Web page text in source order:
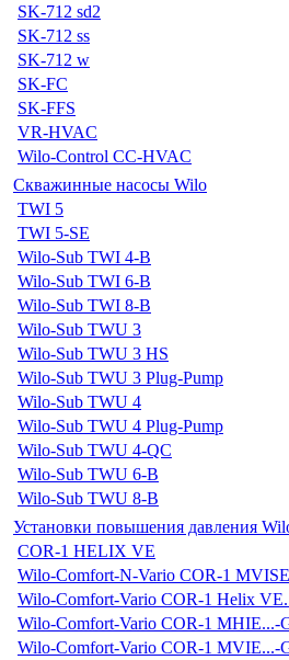
SK-712 sd2
SK-712 ss
SK-712 w
SK-FC
SK-FFS
VR-HVAC
Wilo-Control CC-HVAC
Скважинные насосы Wilo
TWI 5
TWI 5-SE
Wilo-Sub TWI 4-B
Wilo-Sub TWI 6-B
Wilo-Sub TWI 8-B
Wilo-Sub TWU 3
Wilo-Sub TWU 3 HS
Wilo-Sub TWU 3 Plug-Pump
Wilo-Sub TWU 4
Wilo-Sub TWU 4 Plug-Pump
Wilo-Sub TWU 4-QC
Wilo-Sub TWU 6-B
Wilo-Sub TWU 8-B
Установки повышения давления
COR-1 HELIX VE
Wilo-Comfort-N-Vario COR-1
Wilo-Comfort-Vario COR-1 Helix
Wilo-Comfort-Vario COR-1 MHIE...-
Wilo-Comfort-Vario COR-1 MVIE...-